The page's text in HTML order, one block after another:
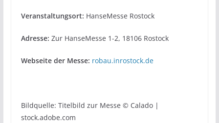
Veranstaltungsort: HanseMesse Rostock
Adresse: Zur HanseMesse 1-2, 18106 Rostock
Webseite der Messe: robau.inrostock.de
Bildquelle: Titelbild zur Messe © Calado |
stock.adobe.com